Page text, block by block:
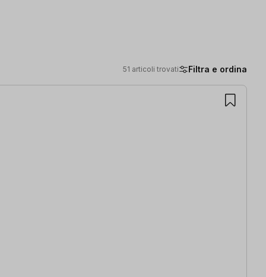
51 articoli trovati Filtra e ordina